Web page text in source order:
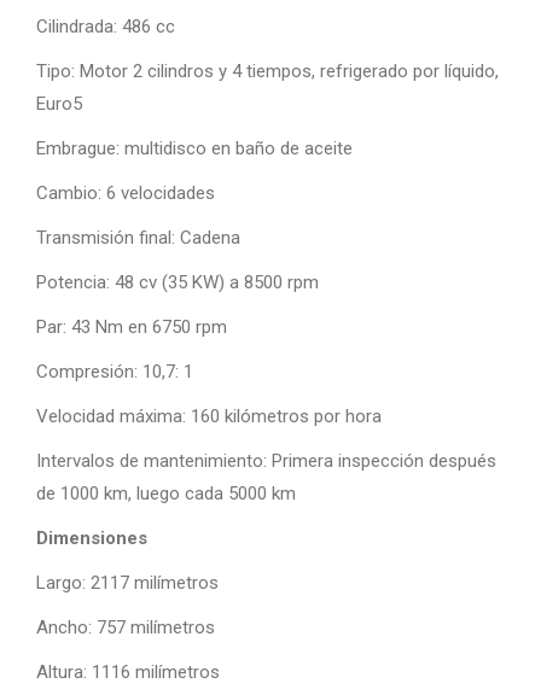
Cilindrada: 486 cc
Tipo: Motor 2 cilindros y 4 tiempos, refrigerado por líquido,
Euro5
Embrague: multidisco en baño de aceite
Cambio: 6 velocidades
Transmisión final: Cadena
Potencia: 48 cv (35 KW) a 8500 rpm
Par: 43 Nm en 6750 rpm
Compresión: 10,7: 1
Velocidad máxima: 160 kilómetros por hora
Intervalos de mantenimiento: Primera inspección después
de 1000 km, luego cada 5000 km
Dimensiones
Largo: 2117 milímetros
Ancho: 757 milímetros
Altura: 1116 milímetros